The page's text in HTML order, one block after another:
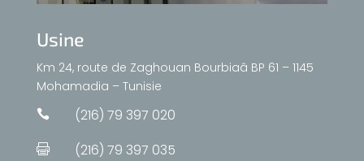
Usine
Km 24, route de Zaghouan Bourbiaâ BP 61 – 1145
Mohamadia – Tunisie
 (216) 79 397 020
 (216) 79 397 035